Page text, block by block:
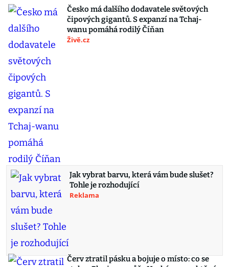
Česko má dalšího dodavatele světových
čipových gigantů. S expanzí na Tchaj-
wanu pomáhá rodilý Číňan
Živě.cz
Jak vybrat barvu, která vám bude slušet?
Tohle je rozhodující
Reklama
Červ ztratil pásku a bojuje o místo: co se